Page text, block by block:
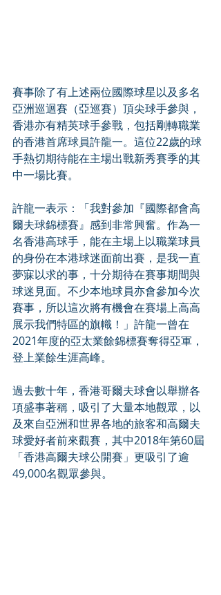
賽事除了有上述兩位國際球星以及多名
亞洲巡迴賽（亞巡賽）頂尖球手參與，
香港亦有精英球手參戰，包括剛轉職業
的香港首席球員許龍一。這位22歲的球
手熱切期待能在主場出戰新秀賽季的其
中一場比賽。
許龍一表示：「我對參加『國際都會高
爾夫球錦標賽』感到非常興奮。作為一
名香港高球手，能在主場上以職業球員
的身份在本港球迷面前出賽，是我一直
夢寐以求的事，十分期待在賽事期間與
球迷見面。不少本地球員亦會參加今次
賽事，所以這次將有機會在賽場上高高
展示我們特區的旗幟！」許龍一曾在
2021年度的亞太業餘錦標賽奪得亞軍，
登上業餘生涯高峰。
過去數十年，香港哥爾夫球會以舉辦各
項盛事著稱，吸引了大量本地觀眾，以
及來自亞洲和世界各地的旅客和高爾夫
球愛好者前來觀賽，其中2018年第60屆
「香港高爾夫球公開賽」更吸引了逾
49,000名觀眾參與。